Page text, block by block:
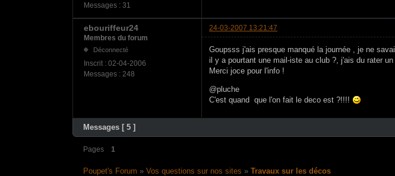
Messages : 31
ebouriffeur24
24-03-2007 13:21:47
Membres du forum
Déconnecté
Inscrit : 02-04-2006
Messages : 248
Goupsss j'ais presque manqué la journée , je ne
il y a pourtant une mail-iste au club ?, j'ais du rater un
Merci joce pour l'info !
@pluche
C'est quand que l'on fait le deco est ?!!!!
Messages [ 5 ]
Pages 1
Poupet's Forum »Vos questions sur nos sites »Travaux sur les décos